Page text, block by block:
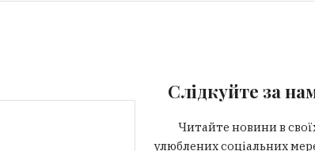
Слідкуйте за
Читайте новини в
улюблених соціальних